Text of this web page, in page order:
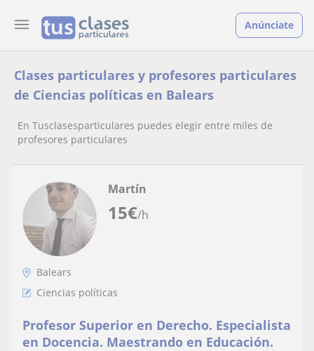
Anúnciate
Clases particulares y profesores particulares
de Ciencias políticas en Balears
En Tusclasesparticulares puedes elegir entre miles de
profesores particulares
15€/h
Martín
Balears
Ciencias políticas
Profesor Superior en Derecho. Especialista
en Docencia. Maestrando en Educación.